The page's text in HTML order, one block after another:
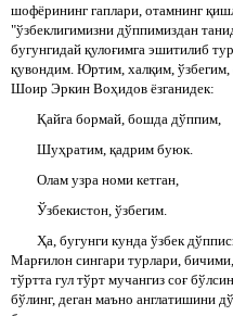
шофёрининг гаплари, отамнинг
"ўзбеклигимизни дўппимиздан
бугунгидай қулоғимга эшитилиб
қувондим. Юртим, халқим, ўзбегим,
Шоир Эркин Воҳидов ёзганидек:
Қайга бормай, бошда дўппим,
Шуҳратим, қадрим буюк.
Олам узра номи кетган,
Ўзбекистон, ўзбегим.
Ҳа, бугунги кунда ўзбек
Марғилон сингари турлари,
тўртта гул тўрт мучангиз соғ
бўлинг, деган маъно англатишини